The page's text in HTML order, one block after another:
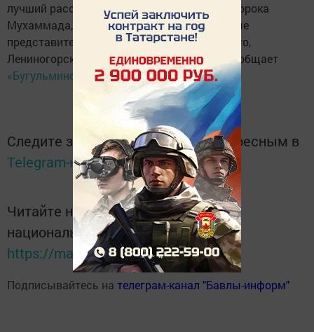
лучший рассказ о жизни и деятельности пророка
Мухаммада, в котором примут участие юные
представители Бавлинского, Бугульминского,
Лениногорского и Ютазинского районов, сообщает
«Бугульминская газета».
Следите за самым важным и интересным в
Telegram-каналеТатмедиа
Читайте новости Татарстана в
национальном мессенджере MАХ:
https://max.ru/tatmedia
Подписывайтесь на телеграм-канал "Бавлы-информ"